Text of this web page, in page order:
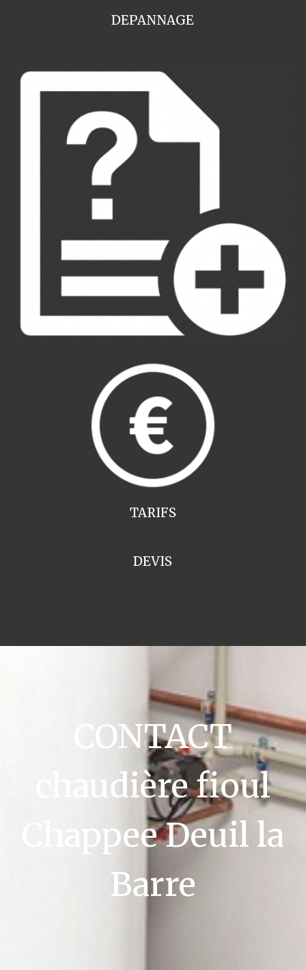
DEPANNAGE
TARIFS
DEVIS
CONTACT
chaudière fioul
Chappee Deuil la
Barre